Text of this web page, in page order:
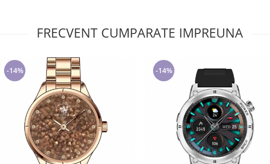
FRECVENT CUMPARATE IMPREUNA
-14% -14%